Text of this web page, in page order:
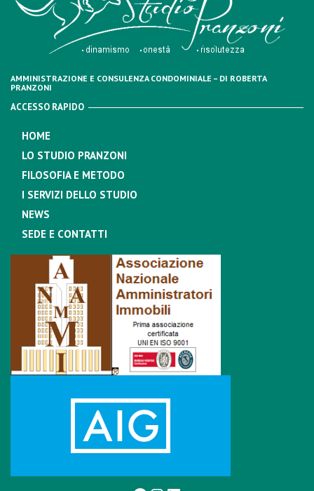
AMMINISTRAZIONE E CONSULENZA CONDOMINIALE – DI ROBERTA
PRANZONI
ACCESSO RAPIDO
HOME
LO STUDIO PRANZONI
FILOSOFIA E METODO
I SERVIZI DELLO STUDIO
NEWS
SEDE E CONTATTI